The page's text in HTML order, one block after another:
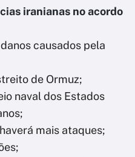
iranianas no acordo
causados pela
de Ormuz;
naval dos Estados
mais ataques;